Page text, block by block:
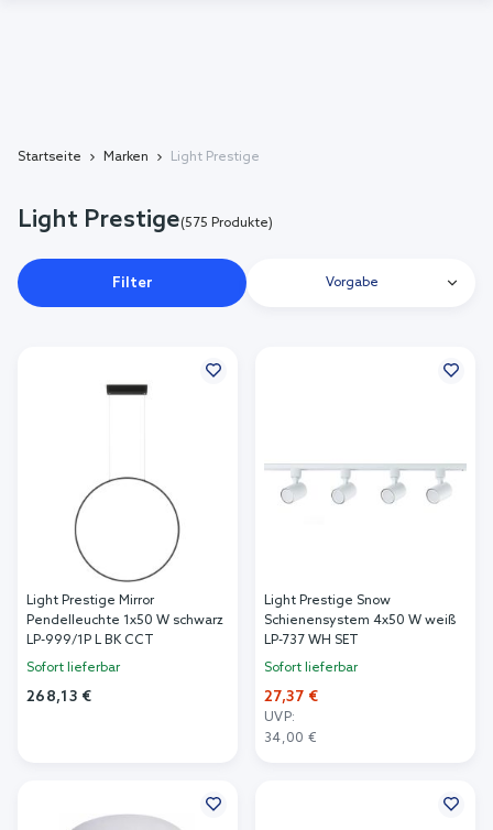
Startseite Marken Light Prestige
Light Prestige(575 Produkte)
Filter Vorgabe
Light Prestige Mirror
Pendelleuchte 1x50 W schwarz
LP-999/1P L BK CCT
Sofort lieferbar
268,13 €
Light Prestige Snow
Schienensystem 4x50 W weiß
LP-737 WH SET
Sofort lieferbar
27,37 €
UVP:
34,00 €